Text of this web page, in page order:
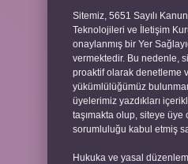
Sitemiz, 5651 Sayılı
Teknolojileri ve İletişim
onaylanmış bir Yer
vermektedir. Bu nedenle,
proaktif olarak denetleme
yükümlülüğümüz
üyelerimiz yazdıkları
taşımakta olup, siteye üye
sorumluluğu kabul etmiş
Hukuka ve yasal